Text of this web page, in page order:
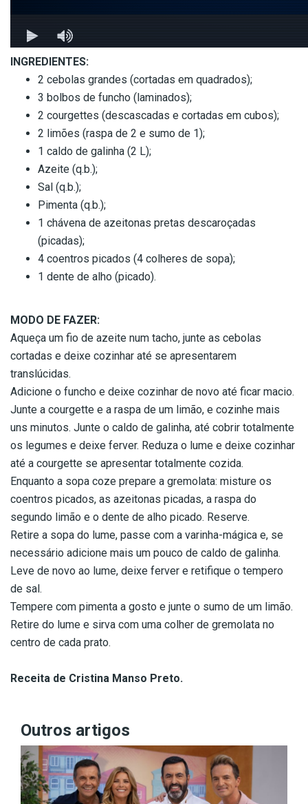
INGREDIENTES:
2 cebolas grandes (cortadas em quadrados);
3 bolbos de funcho (laminados);
2 courgettes (descascadas e cortadas em cubos);
2 limões (raspa de 2 e sumo de 1);
1 caldo de galinha (2 L);
Azeite (q.b.);
Sal (q.b.);
Pimenta (q.b.);
1 chávena de azeitonas pretas descaroçadas
(picadas);
4 coentros picados (4 colheres de sopa);
1 dente de alho (picado).
MODO DE FAZER:
Aqueça um fio de azeite num tacho, junte as cebolas
cortadas e deixe cozinhar até se apresentarem
translúcidas.
Adicione o funcho e deixe cozinhar de novo até ficar macio.
Junte a courgette e a raspa de um limão, e cozinhe mais
uns minutos. Junte o caldo de galinha, até cobrir totalmente
os legumes e deixe ferver. Reduza o lume e deixe cozinhar
até a courgette se apresentar totalmente cozida.
Enquanto a sopa coze prepare a gremolata: misture os
coentros picados, as azeitonas picadas, a raspa do
segundo limão e o dente de alho picado. Reserve.
Retire a sopa do lume, passe com a varinha-mágica e, se
necessário adicione mais um pouco de caldo de galinha.
Leve de novo ao lume, deixe ferver e retifique o tempero
de sal.
Tempere com pimenta a gosto e junte o sumo de um limão.
Retire do lume e sirva com uma colher de gremolata no
centro de cada prato.
Receita de Cristina Manso Preto.
Outros artigos